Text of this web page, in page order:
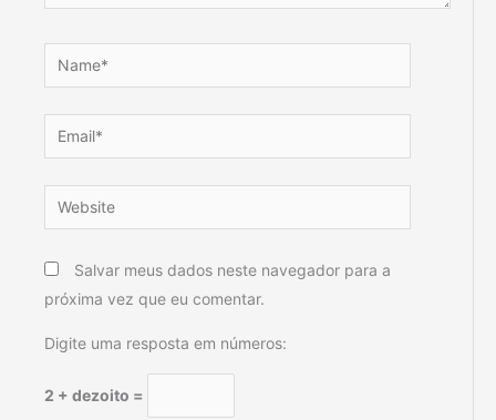
Name*
Email*
Website
Salvar meus dados neste navegador para a
próxima vez que eu comentar.
Digite uma resposta em números:
2 + dezoito =